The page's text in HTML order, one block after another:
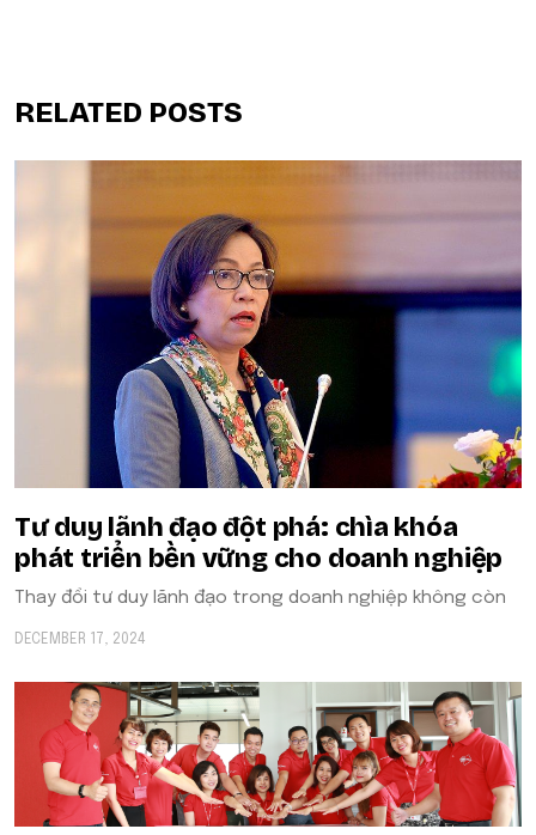
RELATED POSTS
Tư duy lãnh đạo đột phá: chìa khóa
phát triển bền vững cho doanh nghiệp
Thay đổi tư duy lãnh đạo trong doanh nghiệp không còn
DECEMBER 17, 2024